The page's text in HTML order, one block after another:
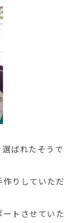
ばれたそうで
りしていただ
トさせていた